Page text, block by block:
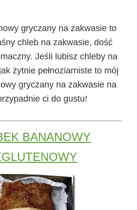
gryczany na zakwasieto
chleb na zakwasie, dość
Jeśli lubisz chleby na
żytnie pełnoziarniste to mój
gryczany na zakwasie na
ci do gustu!
BANANOWY